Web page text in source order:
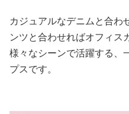
カジュアルなデニムと合わ
ンツと合わせればオフィス
様々なシーンで活躍する、
プスです。